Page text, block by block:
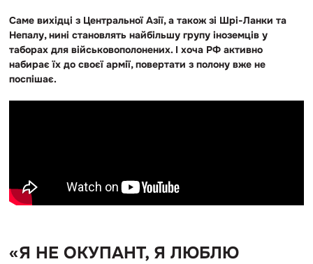
Саме вихідці з Центральної Азії, а також зі Шрі-Ланки та
Непалу, нині становлять найбільшу групу іноземців у
таборах для військовополонених. І хоча РФ активно
набирає їх до своєї армії, повертати з полону вже не
поспішає.
«Я НЕ ОКУПАНТ, Я ЛЮБЛЮ